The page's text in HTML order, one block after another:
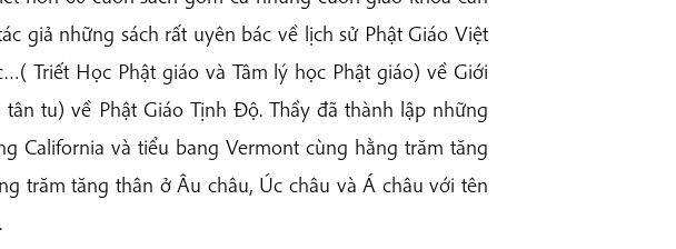
giả những sách rất uyên bác về lịch sử Phật Giáo Việt
Triết Học Phật giáo và Tâm lý học Phật giáo) về Giới
tu) về Phật Giáo Tịnh Độ. Thầy đã thành lập những
California và tiểu bang Vermont cùng hằng trăm tăng
trăm tăng thân ở Âu châu, Úc châu và Á châu với tên